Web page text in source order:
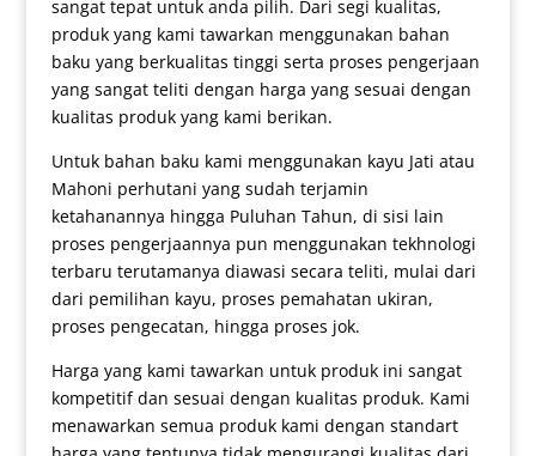
sangat tepat untuk anda pilih. Dari segi kualitas,
produk yang kami tawarkan menggunakan bahan
baku yang berkualitas tinggi serta proses pengerjaan
yang sangat teliti dengan harga yang sesuai dengan
kualitas produk yang kami berikan.
Untuk bahan baku kami menggunakan kayu Jati atau
Mahoni perhutani yang sudah terjamin
ketahanannya hingga Puluhan Tahun, di sisi lain
proses pengerjaannya pun menggunakan tekhnologi
terbaru terutamanya diawasi secara teliti, mulai dari
dari pemilihan kayu, proses pemahatan ukiran,
proses pengecatan, hingga proses jok.
Harga yang kami tawarkan untuk produk ini sangat
kompetitif dan sesuai dengan kualitas produk. Kami
menawarkan semua produk kami dengan standart